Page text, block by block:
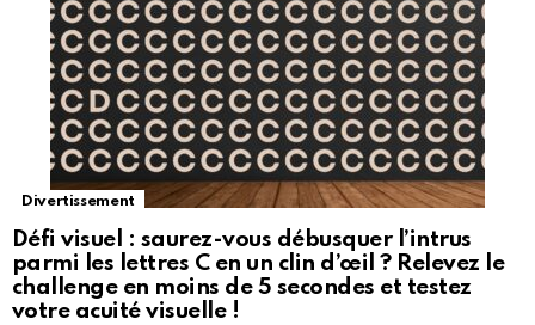
Divertissement
Défi visuel : saurez-vous débusquer l’intrus
parmi les lettres C en un clin d’œil ? Relevez le
challenge en moins de 5 secondes et testez
votre acuité visuelle !